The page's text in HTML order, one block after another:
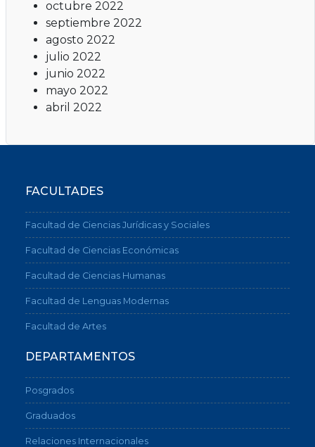
octubre 2022
septiembre 2022
agosto 2022
julio 2022
junio 2022
mayo 2022
abril 2022
FACULTADES
Facultad de Ciencias Jurídicas y Sociales
Facultad de Ciencias Económicas
Facultad de Ciencias Humanas
Facultad de Lenguas Modernas
Facultad de Artes
DEPARTAMENTOS
Posgrados
Graduados
Relaciones Internacionales